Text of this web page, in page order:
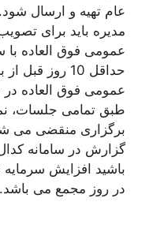
عام تهیه و ارسال
مدیره باید برای
عمومی فوق العاده با
حداقل 10 روز
عمومی فوق العاده
طبق تمامی جلسات،
برگزاری منقضی می
گزارش در سامانه
باشید افزایش
در روز مجمع می باشد.